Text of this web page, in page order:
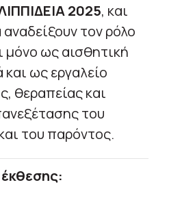
2025, και
τον ρόλο
μόνο ως αισθητική
και ως εργαλείο
θεραπείας και
του
του παρόντος.